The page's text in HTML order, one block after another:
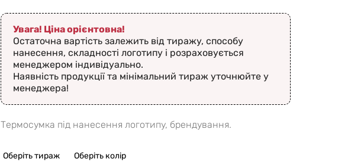
Увага! Ціна орієнтовна!
Остаточна вартість залежить від тиражу, способу
нанесення, складності логотипу і розраховується
менеджером індивідуально.
Наявність продукції та мінімальний тираж уточнюйте у
менеджера!
Термосумка під нанесення логотипу, брендування.
Оберіть тираж Оберіть колір